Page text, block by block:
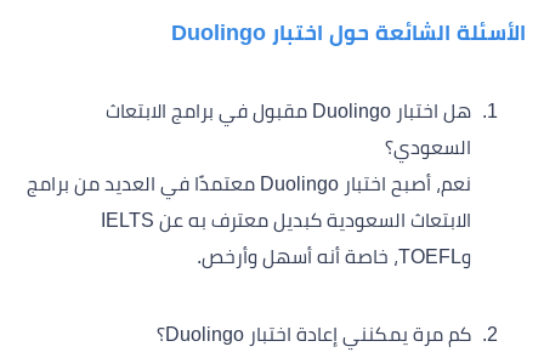
الأسئلة الشائعة حول اختبار Duolingo
هل اختبار Duolingo مقبول في برامج الابتعاث
السعودي؟
نعم، أصبح اختبار Duolingo معتمدًا في العديد من برامج
الابتعاث السعودية كبديل معترف به عن IELTS
وTOEFL، خاصة أنه أسهل وأرخص.
كم مرة يمكنني إعادة اختبار Duolingo؟